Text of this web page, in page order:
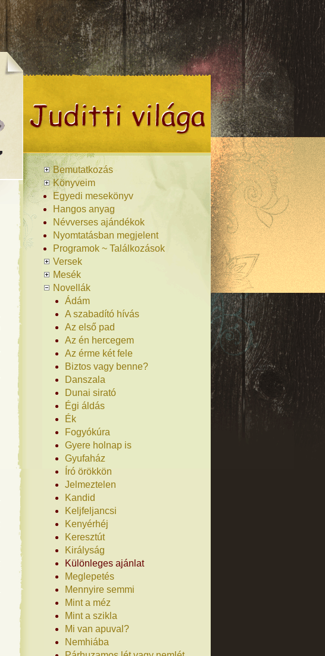
Bemutatkozás
Könyveim
Egyedi mesekönyv
Hangos anyag
Névverses ajándékok
Nyomtatásban megjelent
Programok ~ Találkozások
Versek
Mesék
Novellák
Ádám
A szabadító hívás
Az első pad
Az én hercegem
Az érme két fele
Biztos vagy benne?
Danszala
Dunai sirató
Égi áldás
Ék
Fogyókúra
Gyere holnap is
Gyufaház
Író örökkön
Jelmeztelen
Kandid
Keljfeljancsi
Kenyérhéj
Keresztút
Királyság
Különleges ajánlat
Meglepetés
Mennyire semmi
Mint a méz
Mint a szikla
Mi van apuval?
Nemhiába